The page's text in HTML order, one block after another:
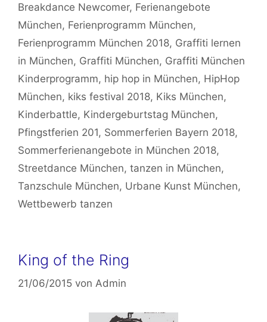
Breakdance Newcomer, Ferienangebote
München, Ferienprogramm München,
Ferienprogramm München 2018, Graffiti lernen
in München, Graffiti München, Graffiti München
Kinderprogramm, hip hop in München, HipHop
München, kiks festival 2018, Kiks München,
Kinderbattle, Kindergeburtstag München,
Pfingstferien 201, Sommerferien Bayern 2018,
Sommerferienangebote in München 2018,
Streetdance München, tanzen in München,
Tanzschule München, Urbane Kunst München,
Wettbewerb tanzen
King of the Ring
21/06/2015 von Admin